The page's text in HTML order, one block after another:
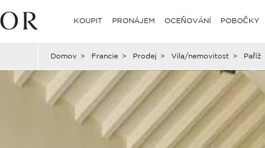
KOUPIT PRONÁJEM OCEŇOVÁNÍ POBOČKY
Domov > Francie > Prodej > Vila/nemovitost > Paříž